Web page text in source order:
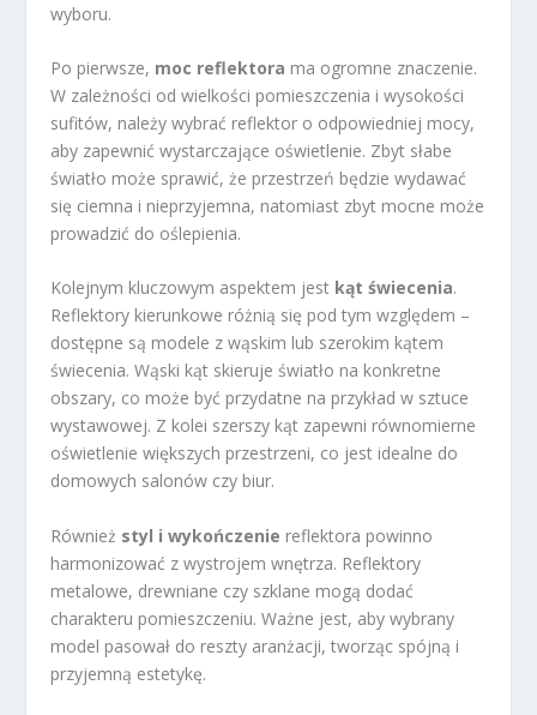
wyboru.
Po pierwsze, moc reflektora ma ogromne znaczenie.
W zależności od wielkości pomieszczenia i wysokości
sufitów, należy wybrać reflektor o odpowiedniej mocy,
aby zapewnić wystarczające oświetlenie. Zbyt słabe
światło może sprawić, że przestrzeń będzie wydawać
się ciemna i nieprzyjemna, natomiast zbyt mocne może
prowadzić do oślepienia.
Kolejnym kluczowym aspektem jest kąt świecenia.
Reflektory kierunkowe różnią się pod tym względem –
dostępne są modele z wąskim lub szerokim kątem
świecenia. Wąski kąt skieruje światło na konkretne
obszary, co może być przydatne na przykład w sztuce
wystawowej. Z kolei szerszy kąt zapewni równomierne
oświetlenie większych przestrzeni, co jest idealne do
domowych salonów czy biur.
Również styl i wykończenie reflektora powinno
harmonizować z wystrojem wnętrza. Reflektory
metalowe, drewniane czy szklane mogą dodać
charakteru pomieszczeniu. Ważne jest, aby wybrany
model pasował do reszty aranżacji, tworząc spójną i
przyjemną estetykę.